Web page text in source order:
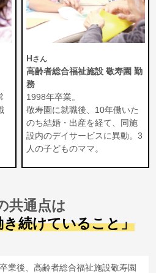
Hさん
高齢者総合福祉施設 敬寿園 勤
務
1998年卒業。
敬寿園に就職後、10年働いた
のち結婚・出産を経て、同施
設内のデイサービスに異動。3
人の子どものママ。
共通点は
続けていること」
業後、高齢者総合福祉施設敬寿園